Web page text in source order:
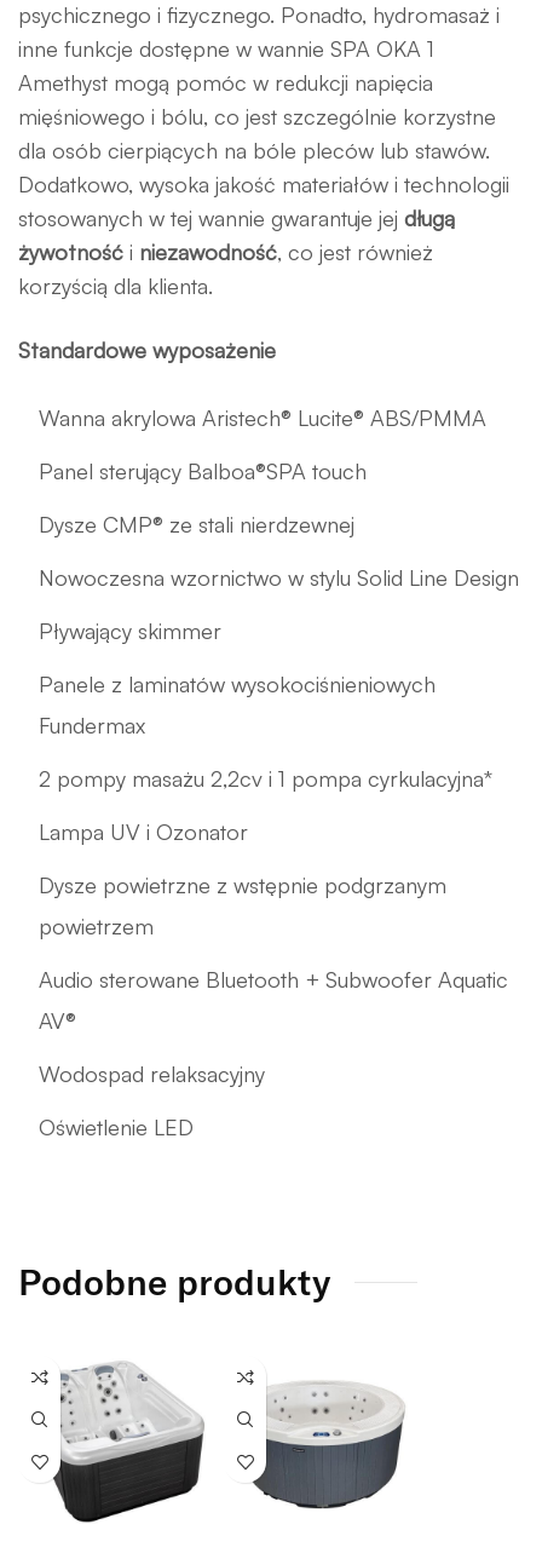
psychicznego i fizycznego. Ponadto, hydromasaż i
inne funkcje dostępne w wannie SPA OKA 1
Amethyst mogą pomóc w redukcji napięcia
mięśniowego i bólu, co jest szczególnie korzystne
dla osób cierpiących na bóle pleców lub stawów.
Dodatkowo, wysoka jakość materiałów i technologii
stosowanych w tej wannie gwarantuje jej długą
żywotność i niezawodność, co jest również
korzyścią dla klienta.
Standardowe wyposażenie
Wanna akrylowa Aristech® Lucite® ABS/PMMA
Panel sterujący Balboa®SPA touch
Dysze CMP® ze stali nierdzewnej
Nowoczesna wzornictwo w stylu Solid Line Design
Pływający skimmer
Panele z laminatów wysokociśnieniowych
Fundermax
2 pompy masażu 2,2cv i 1 pompa cyrkulacyjna*
Lampa UV i Ozonator
Dysze powietrzne z wstępnie podgrzanym
powietrzem
Audio sterowane Bluetooth + Subwoofer Aquatic
AV®
Wodospad relaksacyjny
Oświetlenie LED
Podobne produkty